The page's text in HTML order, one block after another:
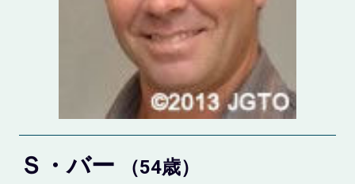
Ｓ・バー
（54歳）